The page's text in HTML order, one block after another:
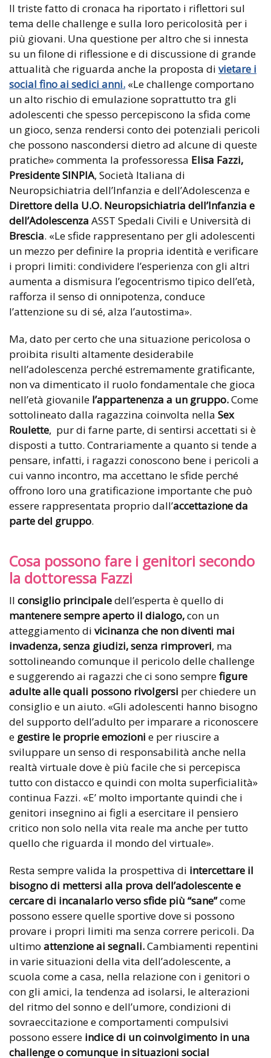
Il triste fatto di cronaca ha riportato i riflettori sul
tema delle challenge e sulla loro pericolosità per i
più giovani. Una questione per altro che si innesta
su un filone di riflessione e di discussione di grande
attualità che riguarda anche la proposta di vietare i
social fino ai sedici anni. «Le challenge comportano
un alto rischio di emulazione soprattutto tra gli
adolescenti che spesso percepiscono la sfida come
un gioco, senza rendersi conto dei potenziali pericoli
che possono nascondersi dietro ad alcune di queste
pratiche» commenta la professoressa Elisa Fazzi,
Presidente SINPIA, Società Italiana di
Neuropsichiatria dell’Infanzia e dell’Adolescenza e
Direttore della U.O. Neuropsichiatria dell’Infanzia e
dell’Adolescenza ASST Spedali Civili e Università di
Brescia. «Le sfide rappresentano per gli adolescenti
un mezzo per definire la propria identità e verificare
i propri limiti: condividere l’esperienza con gli altri
aumenta a dismisura l’egocentrismo tipico dell’età,
rafforza il senso di onnipotenza, conduce
l’attenzione su di sé, alza l’autostima».
Ma, dato per certo che una situazione pericolosa o
proibita risulti altamente desiderabile
nell’adolescenza perché estremamente gratificante,
non va dimenticato il ruolo fondamentale che gioca
nell’età giovanile l’appartenenza a un gruppo.Come
sottolineato dalla ragazzina coinvolta nella Sex
Roulette, pur di farne parte, di sentirsi accettati si è
disposti a tutto. Contrariamente a quanto si tende a
pensare, infatti, i ragazzi conoscono bene i pericoli a
cui vanno incontro, ma accettano le sfide perché
offrono loro una gratificazione importante che può
essere rappresentata proprio dall’accettazione da
parte del gruppo.
Cosa possono fare i genitori secondo
la dottoressa Fazzi
Il consiglio principaledell’esperta è quello di
mantenere sempre aperto il dialogo,con un
atteggiamento di vicinanza che non diventi mai
invadenza, senza giudizi, senza rimproveri, ma
sottolineando comunque il pericolo delle challenge
e suggerendo ai ragazzi che ci sono semprefigure
adulte alle quali possono rivolgersi per chiedere un
consiglio e un aiuto. «Gli adolescenti hanno bisogno
del supporto dell’adulto per imparare a riconoscere
e gestire le proprie emozioni e per riuscire a
sviluppare un senso di responsabilità anche nella
realtà virtuale dove è più facile che si percepisca
tutto con distacco e quindi con molta superficialità»
continua Fazzi. «E’ molto importante quindi che i
genitori insegnino ai figli a esercitare il pensiero
critico non solo nella vita reale ma anche per tutto
quello che riguarda il mondo del virtuale».
Resta sempre valida la prospettiva di intercettare il
bisogno di mettersi alla prova dell’adolescente e
cercare di incanalarlo verso sfide più “sane”come
possono essere quelle sportive dove si possono
provare i propri limiti ma senza correre pericoli. Da
ultimo attenzione ai segnali.Cambiamenti repentini
in varie situazioni della vita dell’adolescente, a
scuola come a casa, nella relazione con i genitori o
con gli amici, la tendenza ad isolarsi, le alterazioni
del ritmo del sonno e dell’umore, condizioni di
sovraeccitazione e comportamenti compulsivi
possono essere indice di un coinvolgimento in una
challenge o comunque in situazioni social